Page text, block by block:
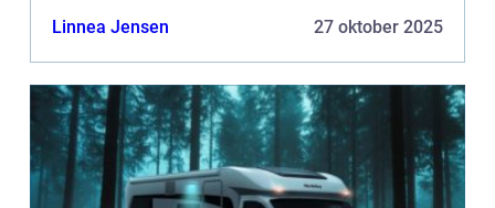
Linnea Jensen 27 oktober 2025